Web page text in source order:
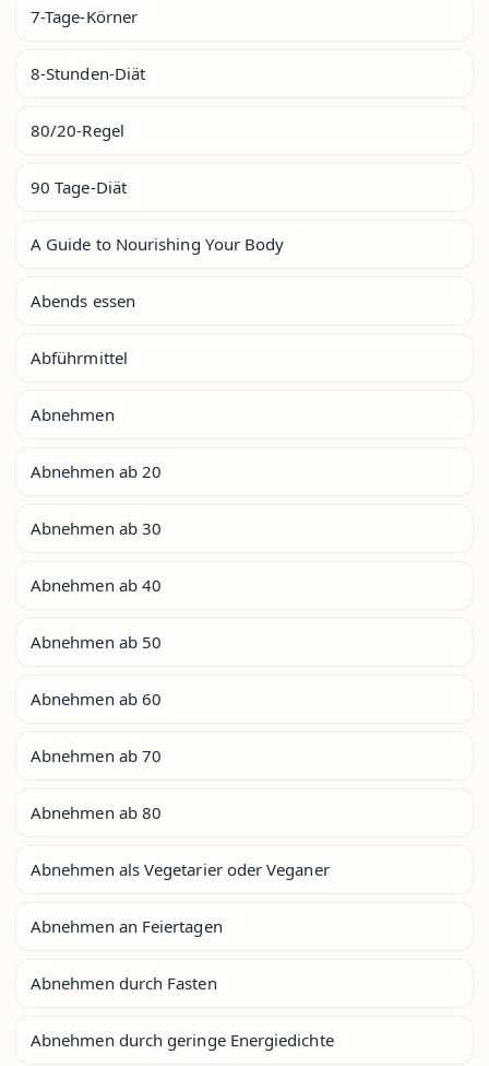
7-Tage-Körner
8-Stunden-Diät
80/20-Regel
90 Tage-Diät
A Guide to Nourishing Your Body
Abends essen
Abführmittel
Abnehmen
Abnehmen ab 20
Abnehmen ab 30
Abnehmen ab 40
Abnehmen ab 50
Abnehmen ab 60
Abnehmen ab 70
Abnehmen ab 80
Abnehmen als Vegetarier oder Veganer
Abnehmen an Feiertagen
Abnehmen durch Fasten
Abnehmen durch geringe Energiedichte